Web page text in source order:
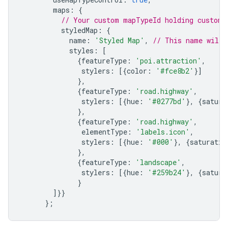
maps :
{
// Your custom mapTypeId holding custom
styledMap :
{
name : 'Styled Map' ,
// This name will
styles :
[
{featureType : 'poi.attraction' ,
stylers : [{color : '#fce8b2' }]
},
{featureType : 'road.highway' ,
stylers : [{hue : '#0277bd' }, {
},
{featureType : 'road.highway' ,
elementType : 'labels.icon' ,
stylers : [{hue : '#000' }, {
},
{featureType : 'landscape' ,
stylers : [{hue : '#259b24' }, {
}
]}}
};